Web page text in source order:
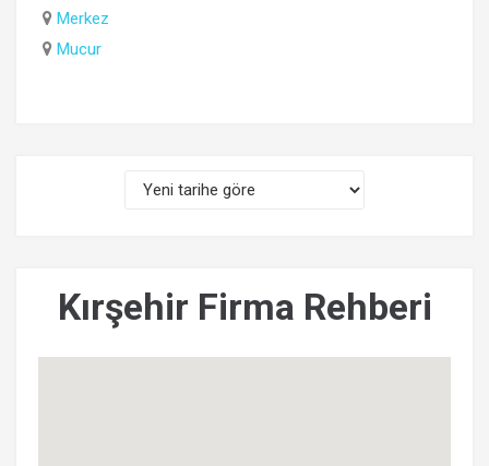
Merkez
Mucur
Kırşehir Firma Rehberi